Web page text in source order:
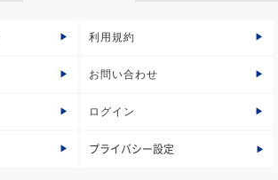
利用規約
お問い合わせ
ログイン
プライバシー設定